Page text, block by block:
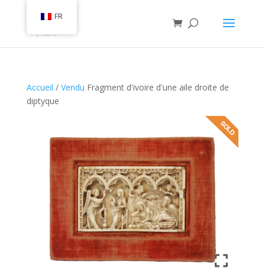
Accueil / Vendu Fragment d'ivoire d'une aile droite de
diptyque
FR